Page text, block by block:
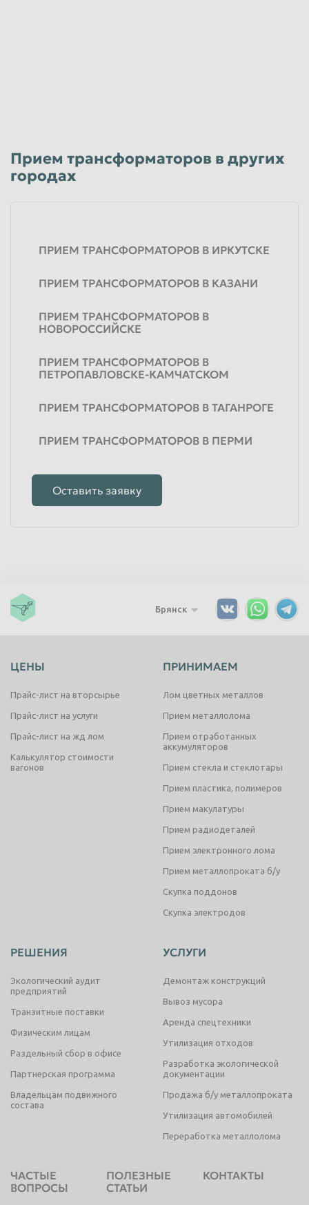
Прием трансформаторов в других
городах
ПРИЕМ ТРАНСФОРМАТОРОВ В ИРКУТСКЕ
ПРИЕМ ТРАНСФОРМАТОРОВ В КАЗАНИ
ПРИЕМ ТРАНСФОРМАТОРОВ В
НОВОРОССИЙСКЕ
ПРИЕМ ТРАНСФОРМАТОРОВ В
ПЕТРОПАВЛОВСКЕ-КАМЧАТСКОМ
ПРИЕМ ТРАНСФОРМАТОРОВ В ТАГАНРОГЕ
ПРИЕМ ТРАНСФОРМАТОРОВ В ПЕРМИ
Оставить заявку
Брянск
ЦЕНЫ
Прайс-лист на вторсырье
Прайс-лист на услуги
Прайс-лист на жд лом
Калькулятор стоимости
вагонов
ПРИНИМАЕМ
Лом цветных металлов
Прием металлолома
Прием отработанных
аккумуляторов
Прием стекла и стеклотары
Прием пластика, полимеров
Прием макулатуры
Прием радиодеталей
Прием электронного лома
Прием металлопроката б/у
Скупка поддонов
Скупка электродов
РЕШЕНИЯ
Экологический аудит
предприятий
Транзитные поставки
Физическим лицам
Раздельный сбор в офисе
Партнерская программа
Владельцам подвижного
состава
УСЛУГИ
Демонтаж конструкций
Вывоз мусора
Аренда спецтехники
Утилизация отходов
Разработка экологической
документации
Продажа б/у металлопроката
Утилизация автомобилей
Переработка металлолома
ЧАСТЫЕ
ВОПРОСЫ
ПОЛЕЗНЫЕ
СТАТЬИ
КОНТАКТЫ